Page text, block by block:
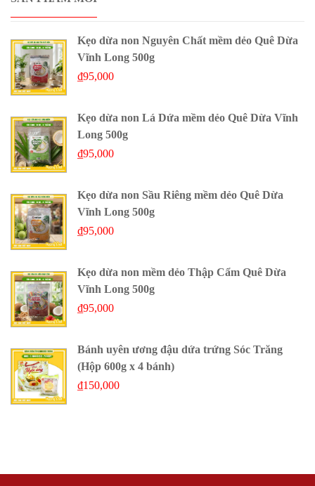
Kẹo dừa non Nguyên Chất mềm dẻo Quê Dừa
Vĩnh Long 500g
₫95,000
Kẹo dừa non Lá Dứa mềm dẻo Quê Dừa Vĩnh
Long 500g
₫95,000
Kẹo dừa non Sầu Riêng mềm dẻo Quê Dừa
Vĩnh Long 500g
₫95,000
Kẹo dừa non mềm dẻo Thập Cẩm Quê Dừa
Vĩnh Long 500g
₫95,000
Bánh uyên ương đậu dứa trứng Sóc Trăng
(Hộp 600g x 4 bánh)
₫150,000